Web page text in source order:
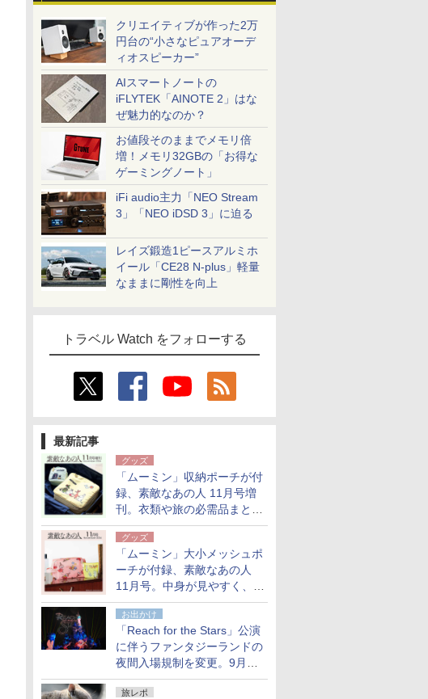
クリエイティブが作った2万
円台の“小さなピュアオーデ
ィオスピーカー”
AIスマートノートの
iFLYTEK「AINOTE 2」はな
ぜ魅力的なのか？
お値段そのままでメモリ倍
増！メモリ32GBの「お得な
ゲーミングノート」
iFi audio主力「NEO Stream
3」「NEO iDSD 3」に迫る
レイズ鍛造1ピースアルミホ
イール「CE28 N-plus」軽量
なままに剛性を向上
トラベル Watch をフォローする
最新記事
グッズ
「ムーミン」収納ポーチが付
録、素敵なあの人 11月号増
刊。衣類や旅の必需品まとま
る大小2個セット
グッズ
「ムーミン」大小メッシュポ
ーチが付録、素敵なあの人
11月号。中身が見やすく、温
泉スパにも使える
お出かけ
「Reach for the Stars」公演
に伴うファンタジーランドの
夜間入場規制を変更。9月か
ら18時50分～20時ごろに
旅レポ